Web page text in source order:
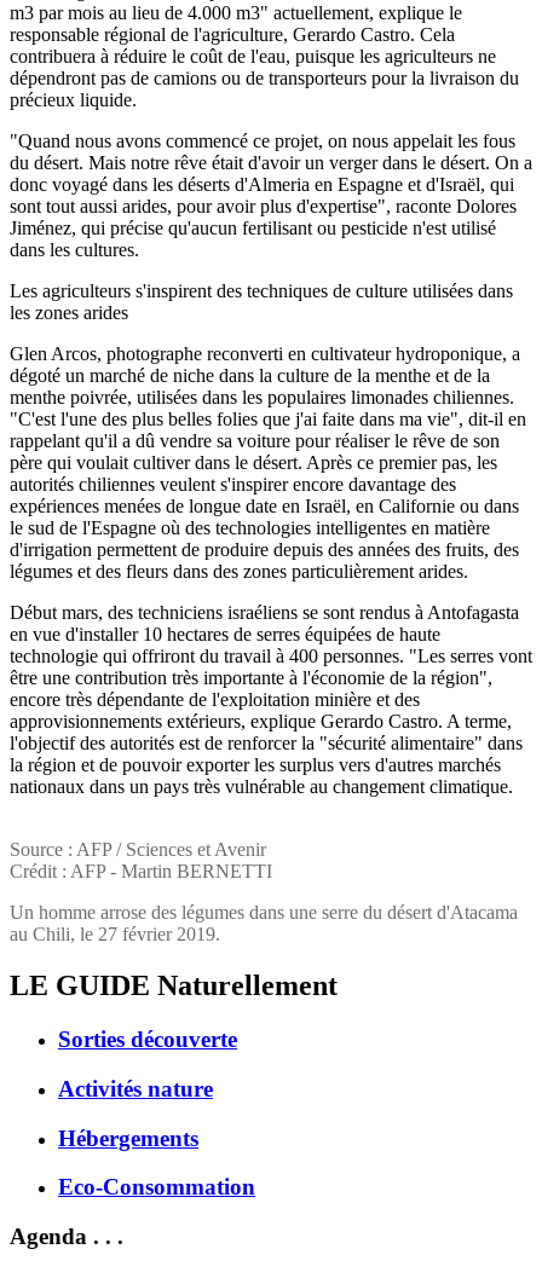
m3 par mois au lieu de 4.000 m3" actuellement, explique le
responsable régional de l'agriculture, Gerardo Castro. Cela
contribuera à réduire le coût de l'eau, puisque les agriculteurs ne
dépendront pas de camions ou de transporteurs pour la livraison du
précieux liquide.
"Quand nous avons commencé ce projet, on nous appelait les fous
du désert. Mais notre rêve était d'avoir un verger dans le désert. On a
donc voyagé dans les déserts d'Almeria en Espagne et d'Israël, qui
sont tout aussi arides, pour avoir plus d'expertise", raconte Dolores
Jiménez, qui précise qu'aucun fertilisant ou pesticide n'est utilisé
dans les cultures.
Les agriculteurs s'inspirent des techniques de culture utilisées dans
les zones arides
Glen Arcos, photographe reconverti en cultivateur hydroponique, a
dégoté un marché de niche dans la culture de la menthe et de la
menthe poivrée, utilisées dans les populaires limonades chiliennes.
"C'est l'une des plus belles folies que j'ai faite dans ma vie", dit-il en
rappelant qu'il a dû vendre sa voiture pour réaliser le rêve de son
père qui voulait cultiver dans le désert. Après ce premier pas, les
autorités chiliennes veulent s'inspirer encore davantage des
expériences menées de longue date en Israël, en Californie ou dans
le sud de l'Espagne où des technologies intelligentes en matière
d'irrigation permettent de produire depuis des années des fruits, des
légumes et des fleurs dans des zones particulièrement arides.
Début mars, des techniciens israéliens se sont rendus à Antofagasta
en vue d'installer 10 hectares de serres équipées de haute
technologie qui offriront du travail à 400 personnes. "Les serres vont
être une contribution très importante à l'économie de la région",
encore très dépendante de l'exploitation minière et des
approvisionnements extérieurs, explique Gerardo Castro. A terme,
l'objectif des autorités est de renforcer la "sécurité alimentaire" dans
la région et de pouvoir exporter les surplus vers d'autres marchés
nationaux dans un pays très vulnérable au changement climatique.
Source : AFP / Sciences et Avenir
Crédit : AFP - Martin BERNETTI
Un homme arrose des légumes dans une serre du désert d'Atacama
au Chili, le 27 février 2019.
LE GUIDE Naturellement
Sorties découverte
Activités nature
Hébergements
Eco-Consommation
Agenda . . .